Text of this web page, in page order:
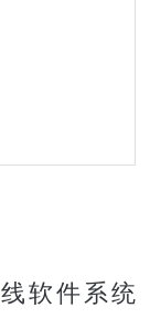
软件系统